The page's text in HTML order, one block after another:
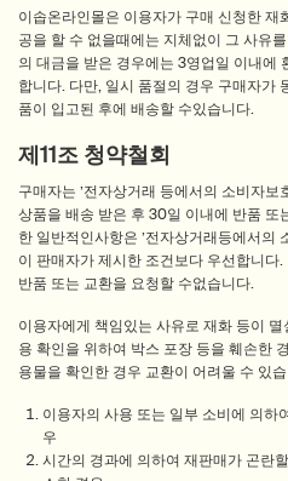
이솝온라인몰은 이용자가 구매 신청한 재
공을 할 수 없을때에는 지체없이 그 사유
의 대금을 받은 경우에는 3영업일 이내에
합니다. 다만, 일시 품절의 경우 구매자가
품이 입고된 후에 배송할 수있습니다.
제11조 청약철회
구매자는 ’전자상거래 등에서의 소비자보
상품을 배송 받은 후 30일 이내에 반품 또
한 일반적인사항은 ’전자상거래등에서의
이 판매자가 제시한 조건보다 우선합니다
반품 또는 교환을 요청할 수없습니다.
이용자에게 책임있는 사유로 재화 등이
용 확인을 위하여 박스 포장 등을 훼손한
용물을 확인한 경우 교환이 어려울 수 있
이용자의 사용 또는 일부 소비에 의하
우
시간의 경과에 의하여 재판매가 곤란